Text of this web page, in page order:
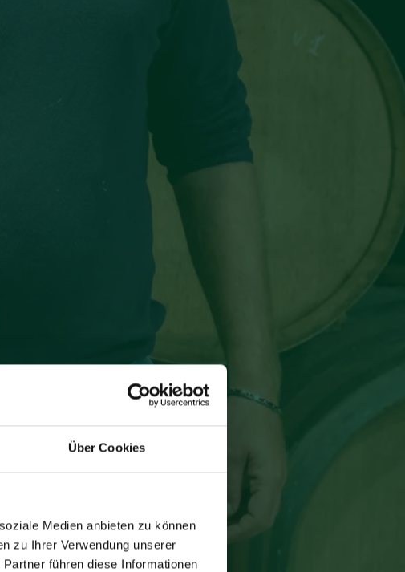
Über Cookies
Medien anbieten zu können
zu Ihrer Verwendung unserer
führen diese Informationen